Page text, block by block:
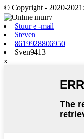
© Copyright - 2020-2021:
Stuur e -mail
Steven
8619928806950
Sven9413
x